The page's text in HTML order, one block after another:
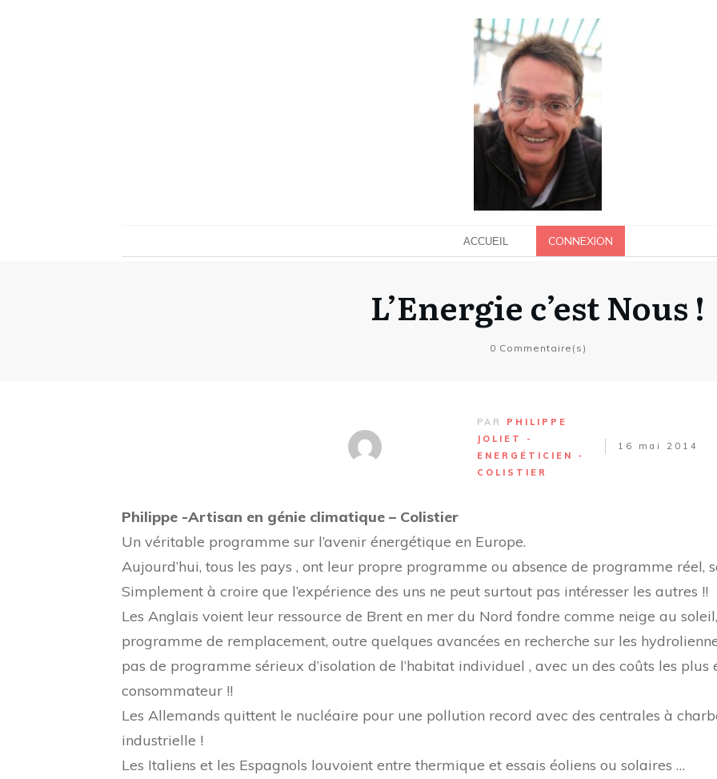
ACCUEIL CONNEXION
L’Energie c’est Nous !
0 Commentaire(s)
PAR PHILIPPE
JOLIET -
ENERGÉTICIEN -
COLISTIER
16 mai 2014
Philippe -Artisan en génie climatique – Colistier
Un véritable programme sur l’avenir énergétique en Europe.
Aujourd’hui, tous les pays , ont leur propre programme ou absence de programme réel,
Simplement à croire que l’expérience des uns ne peut surtout pas intéresser les autres !!
Les Anglais voient leur ressource de Brent en mer du Nord fondre comme neige au
programme de remplacement, outre quelques avancées en recherche sur les
pas de programme sérieux d’isolation de l’habitat individuel , avec un des coûts les
consommateur !!
Les Allemands quittent le nucléaire pour une pollution record avec des centrales à
industrielle !
Les Italiens et les Espagnols louvoient entre thermique et essais éoliens ou solaires …